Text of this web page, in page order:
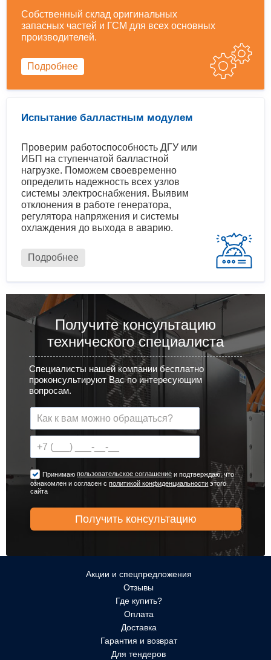
Собственный склад оригинальных
запасных частей и ГСМ для всех основных
производителей.
Подробнее
Испытание балластным модулем
Проверим работоспособность ДГУ или
ИБП на ступенчатой балластной
нагрузке. Поможем своевременно
определить надежность всех узлов
системы электроснабжения. Выявим
отклонения в работе генератора,
регулятора напряжения и системы
охлаждения до выхода в аварию.
Подробнее
Получите консультацию
технического специалиста
Специалисты нашей компании бесплатно
проконсультируют Вас по интересующим
вопросам.
Принимаюпользовательское соглашение и подтверждаю, что
ознакомлен и согласен сполитикой конфиденциальности этого
сайта
Акции и спецпредложения
Отзывы
Где купить?
Оплата
Доставка
Гарантия и возврат
Для тендеров